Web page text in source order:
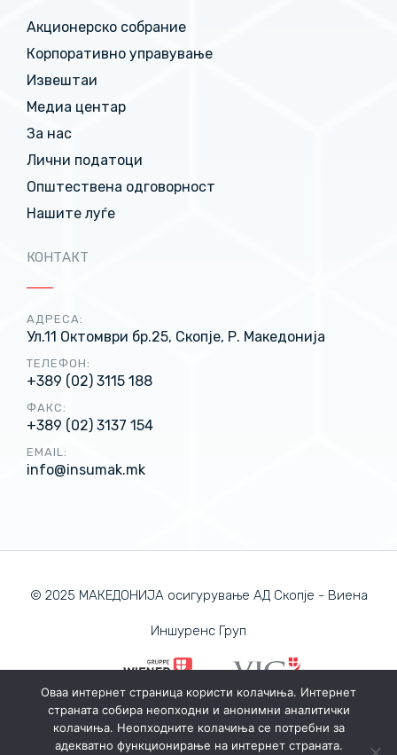
Акционерско собрание
Корпоративно управување
Извештаи
Медиа центар
За нас
Лични податоци
Општествена одговорност
Нашите луѓе
КОНТАКТ
АДРЕСА:
Ул.11 Октомври бр.25, Скопје, Р. Македонија
ТЕЛЕФОН:
+389 (02) 3115 188
ФАКС:
+389 (02) 3137 154
EMAIL:
info@insumak.mk
© 2025 МАКЕДОНИЈА осигурување АД Скопје - Виена
Иншуренс Груп
ПОЛИТИКА ЗА ПРИВАТНОСТ
ПОЛИТИКА ЗА КОЛАЧИЊА
Оваа интернет страница користи колачиња. Интернет
страната собира неопходни и анонимни аналитички
колачиња. Неопходните колачиња се потребни за
адекватно функционирање на интернет страната.